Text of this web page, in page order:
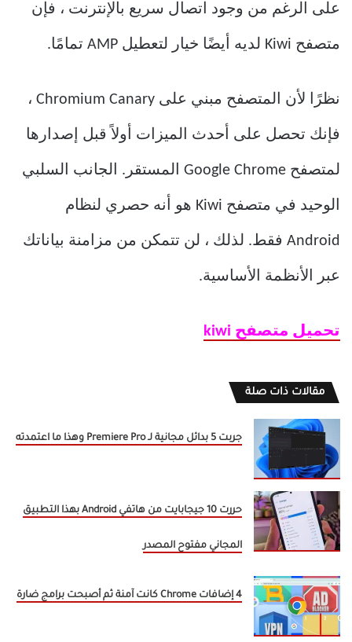
على الرغم من وجود اتصال سريع بالإنترنت ، فإن
متصفح Kiwi لديه أيضًا خيار لتعطيل AMP تمامًا.
نظرًا لأن المتصفح مبني على Chromium Canary ،
فإنك تحصل على أحدث الميزات أولاً قبل إصدارها
لمتصفح Google Chrome المستقر. الجانب السلبي
الوحيد في متصفح Kiwi هو أنه حصري لنظام
Android فقط. لذلك ، لن تتمكن من مزامنة بياناتك
عبر الأنظمة الأساسية.
تحميل متصفح kiwi
مقالات ذات صلة
جربت 5 بدائل مجانية لـ Premiere Pro وهذا ما اعتمدته
حررت 10 جيجابايت من هاتفي Android بهذا التطبيق
المجاني مفتوح المصدر
4 إضافات Chrome كانت آمنة ثم أصبحت برامج ضارة